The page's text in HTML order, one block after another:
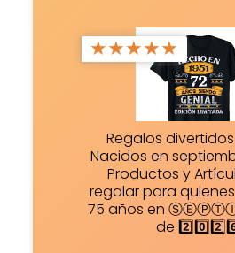
★★★★★
Regalos
Nacidos en
Productos y
regalar para
75 años en
de